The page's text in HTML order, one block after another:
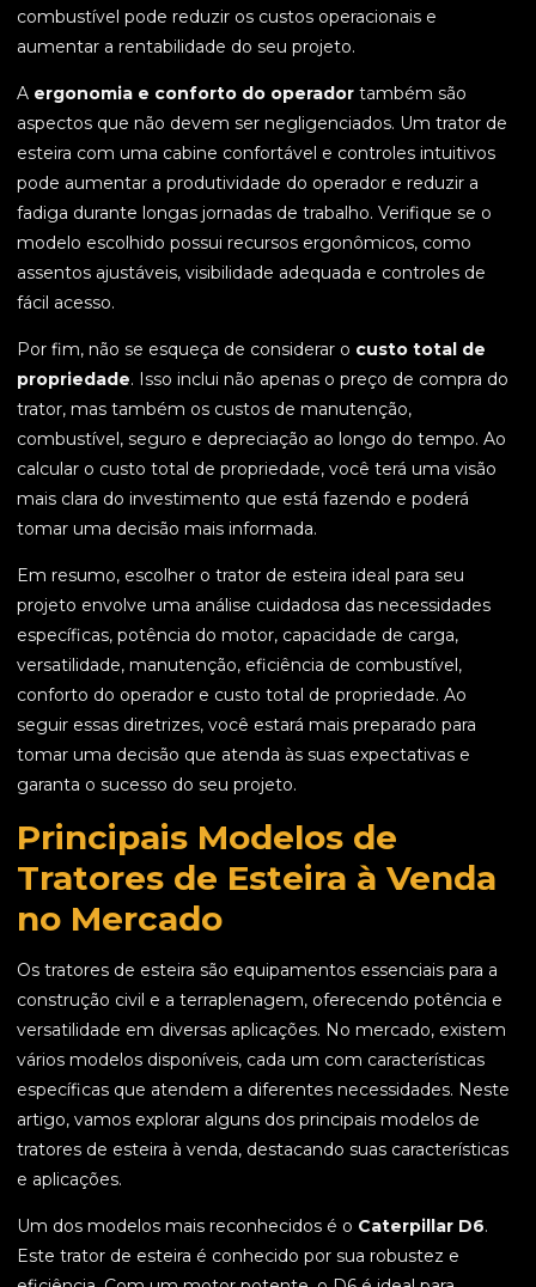
combustível pode reduzir os custos operacionais e
aumentar a rentabilidade do seu projeto.
A ergonomia e conforto do operador também são
aspectos que não devem ser negligenciados. Um trator de
esteira com uma cabine confortável e controles intuitivos
pode aumentar a produtividade do operador e reduzir a
fadiga durante longas jornadas de trabalho. Verifique se o
modelo escolhido possui recursos ergonômicos, como
assentos ajustáveis, visibilidade adequada e controles de
fácil acesso.
Por fim, não se esqueça de considerar o custo total de
propriedade. Isso inclui não apenas o preço de compra do
trator, mas também os custos de manutenção,
combustível, seguro e depreciação ao longo do tempo. Ao
calcular o custo total de propriedade, você terá uma visão
mais clara do investimento que está fazendo e poderá
tomar uma decisão mais informada.
Em resumo, escolher o trator de esteira ideal para seu
projeto envolve uma análise cuidadosa das necessidades
específicas, potência do motor, capacidade de carga,
versatilidade, manutenção, eficiência de combustível,
conforto do operador e custo total de propriedade. Ao
seguir essas diretrizes, você estará mais preparado para
tomar uma decisão que atenda às suas expectativas e
garanta o sucesso do seu projeto.
Principais Modelos de
Tratores de Esteira à Venda
no Mercado
Os tratores de esteira são equipamentos essenciais para a
construção civil e a terraplenagem, oferecendo potência e
versatilidade em diversas aplicações. No mercado, existem
vários modelos disponíveis, cada um com características
específicas que atendem a diferentes necessidades. Neste
artigo, vamos explorar alguns dos principais modelos de
tratores de esteira à venda, destacando suas características
e aplicações.
Um dos modelos mais reconhecidos é o Caterpillar D6.
Este trator de esteira é conhecido por sua robustez e